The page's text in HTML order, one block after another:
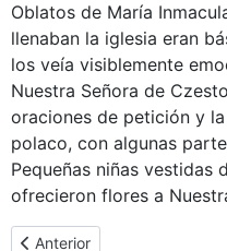
Oblatos de María
llenaban la iglesia eran
los veía visiblemente
Nuestra Señora de
oraciones de petición y
polaco, con algunas
Pequeñas niñas vestidas
ofrecieron flores a
Artículo anterior: Nuestra
Anterior